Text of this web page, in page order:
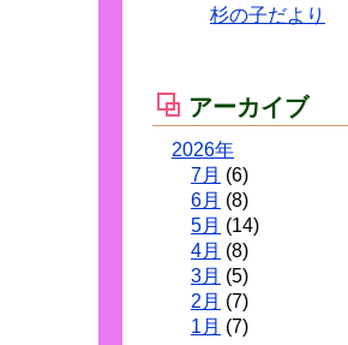
杉の子だより
アーカイブ
2026年
7月 (6)
6月 (8)
5月 (14)
4月 (8)
3月 (5)
2月 (7)
1月 (7)